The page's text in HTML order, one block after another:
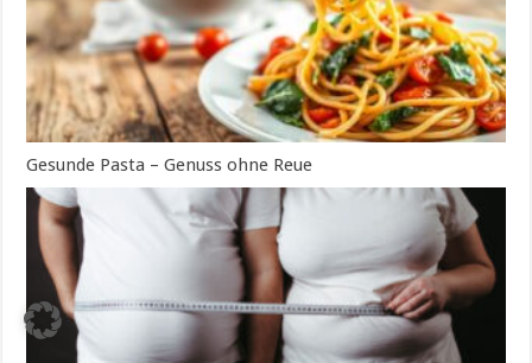
Gesunde Pasta – Genuss ohne Reue